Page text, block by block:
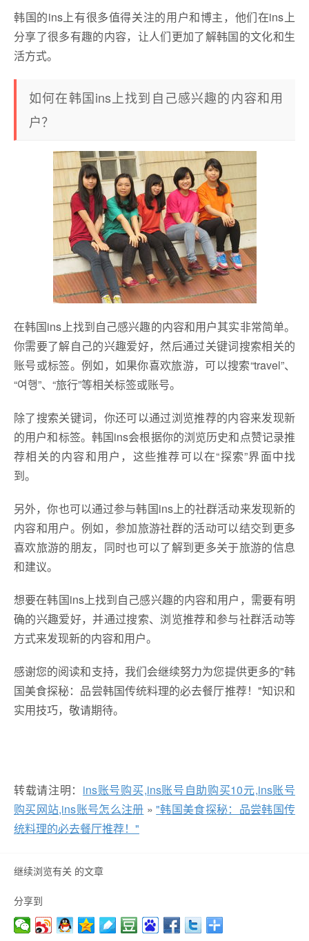
韩国的ins上有很多值得关注的用户和博主，他们在ins上
分享了很多有趣的内容，让人们更加了解韩国的文化和生
活方式。
如何在韩国ins上找到自己感兴趣的内容和用
户？
在韩国ins上找到自己感兴趣的内容和用户其实非常简单。
你需要了解自己的兴趣爱好，然后通过关键词搜索相关的
账号或标签。例如，如果你喜欢旅游，可以搜索“travel”、
“여행”、“旅行”等相关标签或账号。
除了搜索关键词，你还可以通过浏览推荐的内容来发现新
的用户和标签。韩国ins会根据你的浏览历史和点赞记录推
荐相关的内容和用户，这些推荐可以在“探索”界面中找
到。
另外，你也可以通过参与韩国ins上的社群活动来发现新的
内容和用户。例如，参加旅游社群的活动可以结交到更多
喜欢旅游的朋友，同时也可以了解到更多关于旅游的信息
和建议。
想要在韩国ins上找到自己感兴趣的内容和用户，需要有明
确的兴趣爱好，并通过搜索、浏览推荐和参与社群活动等
方式来发现新的内容和用户。
感谢您的阅读和支持，我们会继续努力为您提供更多的"韩
国美食探秘：品尝韩国传统料理的必去餐厅推荐！"知识和
实用技巧，敬请期待。
转载请注明： ins账号购买,ins账号自助购买10元,ins账号
购买网站,ins账号怎么注册 »"韩国美食探秘：品尝韩国传
统料理的必去餐厅推荐！"
继续浏览有关 的文章
分享到